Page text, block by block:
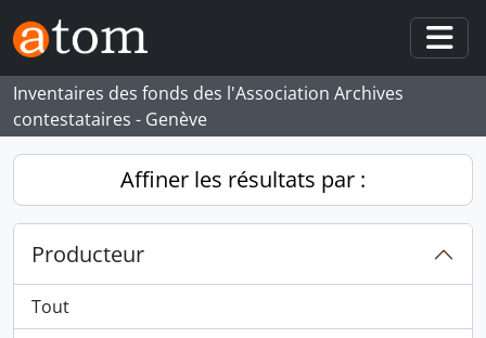
Skip to main content
Inventaires des fonds des l'Association Archives
contestataires - Genève
Affiner les résultats par :
Producteur
Tout